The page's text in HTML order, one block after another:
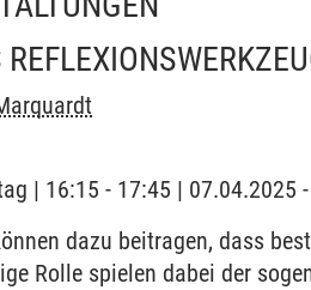
| 16:15 - 17:45 | 07.04.2025
dazu beitragen, dass
Rolle spielen dabei der